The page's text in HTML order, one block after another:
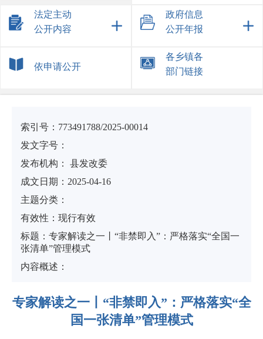
法定主动
公开内容
政府信息
公开年报
依申请公开
各乡镇各
部门链接
索引号： 773491788/2025-00014
发文字号：
发布机构：
县发改委
成文日期： 2025-04-16
主题分类：
有效性： 现行有效
标题： 专家解读之一丨“非禁即入”：严格落实“全国一
张清单”管理模式
内容概述：
专家解读之一丨“非禁即入”：严格落实“全
国一张清单”管理模式